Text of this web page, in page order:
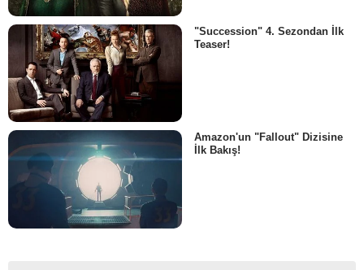
"Succession" 4. Sezondan İlk
Teaser!
Amazon'un "Fallout" Dizisine
İlk Bakış!